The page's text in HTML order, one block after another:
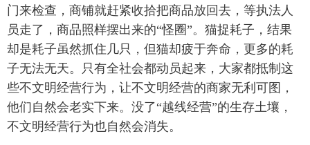
门来检查，商铺就赶紧收拾把商品放回去，等执法人
员走了，商品照样摆出来的“怪圈”。猫捉耗子，结果
却是耗子虽然抓住几只，但猫却疲于奔命，更多的耗
子无法无天。只有全社会都动员起来，大家都抵制这
些不文明经营行为，让不文明经营的商家无利可图，
他们自然会老实下来。没了“越线经营”的生存土壤，
不文明经营行为也自然会消失。